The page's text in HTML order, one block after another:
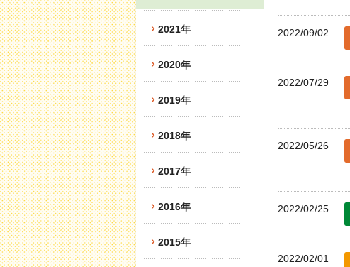
2021年
2020年
2019年
2018年
2017年
2016年
2015年
2022/09/02
2022/07/29
2022/05/26
2022/02/25
2022/02/01